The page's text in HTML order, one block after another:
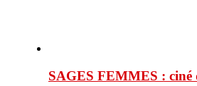
SAGES FEMMES : ciné